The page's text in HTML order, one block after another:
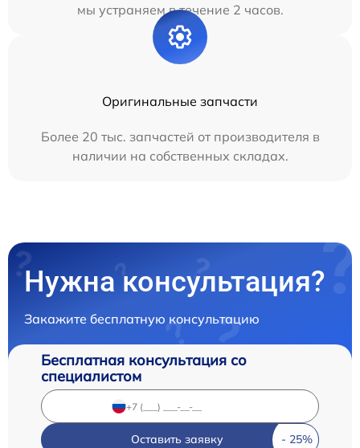
мы устраняем в течение 2 часов.
Оригинальные запчасти
Более 20 тыс. запчастей от производителя в
наличии на собственных складах.
Нужна консультация?
Закажите бесплатную консультацию
Бесплатная консультация со
специалистом
Оставить заявку